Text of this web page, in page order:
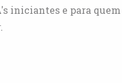
iniciantes e para